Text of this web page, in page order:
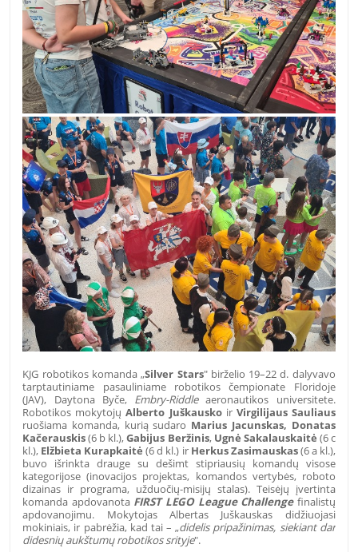
KJG robotikos komanda „Silver Stars" birželio 19–22 d. dalyvavo
tarptautiniame pasauliniame robotikos čempionate Floridoje
(JAV), Daytona Byče, Embry-Riddleaeronautikos universitete.
Robotikos mokytojųAlberto Juškausko ir Virgilijaus Sauliaus
ruošiama komanda, kurią sudaro Marius Jacunskas, Donatas
Kačerauskis(6 b kl.),Gabijus Beržinis, Ugnė Sakalauskaitė (6 c
kl.), Elžbieta Kurapkaitė (6 d kl.) ir Herkus Zasimauskas(6 a kl.),
buvo išrinkta drauge su dešimt stipriausių komandų visose
kategorijose (inovacijos projektas, komandos vertybės, roboto
dizainas ir programa, užduočių-misijų stalas). Teisėjų įvertinta
komanda apdovanota FIRST LEGO League Challengefinalistų
apdovanojimu. Mokytojas Albertas Juškauskas didžiuojasi
mokiniais, ir pabrėžia, kad tai – „didelis pripažinimas, siekiant dar
didesnių aukštumų robotikos srityje".